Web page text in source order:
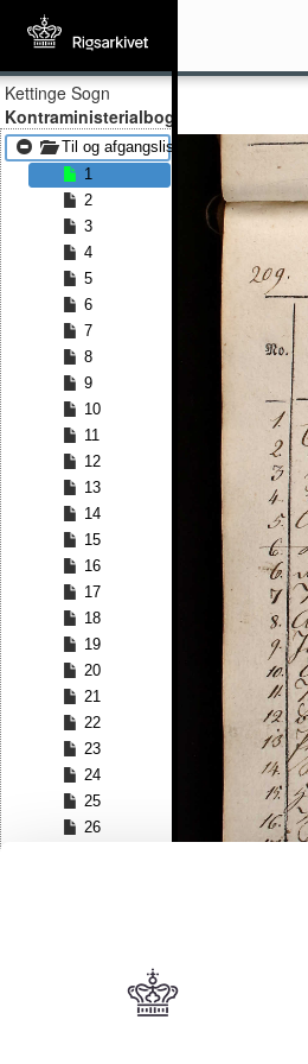
Kettinge Sogn
Kontraministerialbog
Til og afgangslister 1815 - Til og
1
2
3
4
5
6
7
8
9
10
11
12
13
14
15
16
17
18
19
20
21
22
23
24
25
26